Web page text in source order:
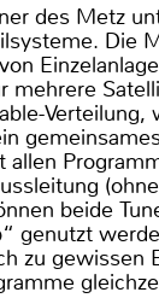
des Metz
Die
mehrere
Verteilung,
allen
beide
genutzt
zu gewissen